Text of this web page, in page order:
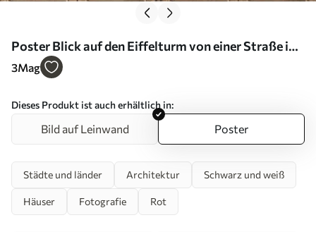
Poster Blick auf den Eiffelturm von einer Straße in
Paris aus Nr f33713
3Mag
Dieses Produkt ist auch erhältlich in:
Bild auf Leinwand Poster
Städte und länder Architektur Schwarz und weiß
Häuser Fotografie Rot